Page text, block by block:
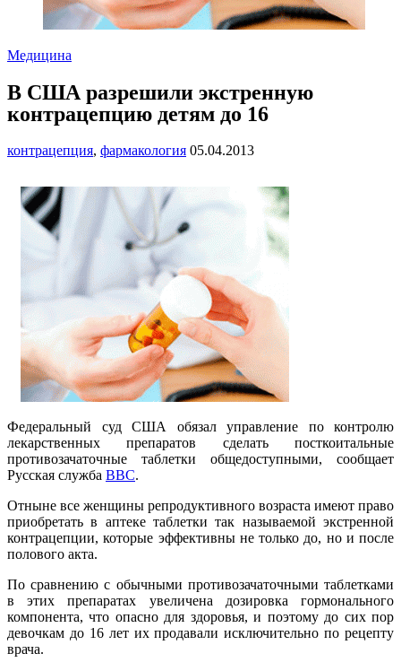
Медицина
В США разрешили экстренную
контрацепцию детям до 16
контрацепция, фармакология 05.04.2013
Федеральный суд США обязал управление по контролю
лекарственных препаратов сделать посткоитальные
противозачаточные таблетки общедоступными, сообщает
Русская служба ВВС.
Отныне все женщины репродуктивного возраста имеют право
приобретать в аптеке таблетки так называемой экстренной
контрацепции, которые эффективны не только до, но и после
полового акта.
По сравнению с обычными противозачаточными таблетками
в этих препаратах увеличена дозировка гормонального
компонента, что опасно для здоровья, и поэтому до сих пор
девочкам до 16 лет их продавали исключительно по рецепту
врача.